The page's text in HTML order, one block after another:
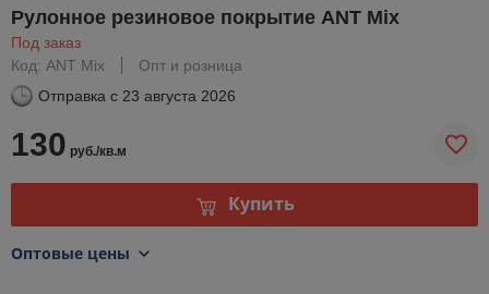
Рулонное резиновое покрытие ANT Мix
Под заказ
Код: ANT Мix
Опт и розница
Отправка с 23 августа 2026
130 руб./кв.м
Купить
Оптовые цены